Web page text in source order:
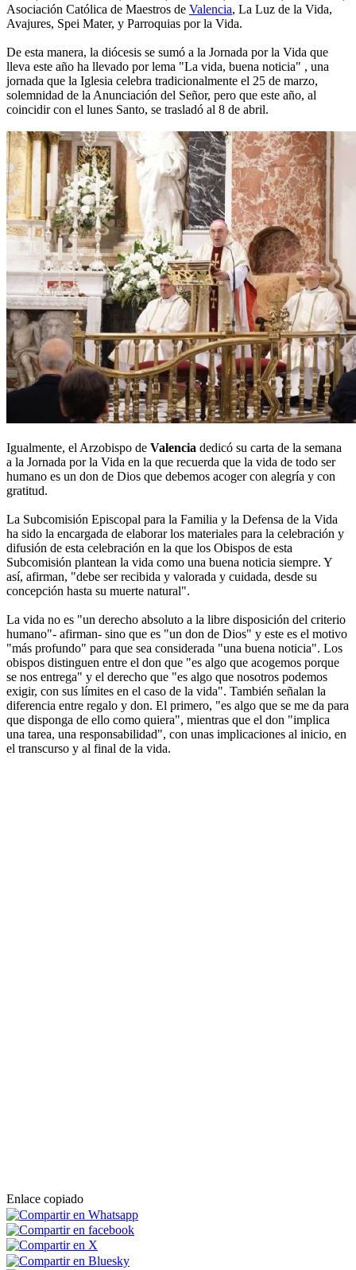
Asociación Católica de Maestros de Valencia, La Luz de la Vida,
Avajures, Spei Mater, y Parroquias por la Vida.
De esta manera, la diócesis se sumó a la Jornada por la Vida que
lleva este año ha llevado por lema "La vida, buena noticia" , una
jornada que la Iglesia celebra tradicionalmente el 25 de marzo,
solemnidad de la Anunciación del Señor, pero que este año, al
coincidir con el lunes Santo, se trasladó al 8 de abril.
Igualmente, el Arzobispo de Valencia dedicó su carta de la semana
a la Jornada por la Vida en la que recuerda que la vida de todo ser
humano es un don de Dios que debemos acoger con alegría y con
gratitud.
La Subcomisión Episcopal para la Familia y la Defensa de la Vida
ha sido la encargada de elaborar los materiales para la celebración y
difusión de esta celebración en la que los Obispos de esta
Subcomisión plantean la vida como una buena noticia siempre. Y
así, afirman, "debe ser recibida y valorada y cuidada, desde su
concepción hasta su muerte natural".
La vida no es "un derecho absoluto a la libre disposición del criterio
humano"- afirman- sino que es "un don de Dios" y este es el motivo
"más profundo" para que sea considerada "una buena noticia". Los
obispos distinguen entre el don que "es algo que acogemos porque
se nos entrega" y el derecho que "es algo que nosotros podemos
exigir, con sus límites en el caso de la vida". También señalan la
diferencia entre regalo y don. El primero, "es algo que se me da para
que disponga de ello como quiera", mientras que el don "implica
una tarea, una responsabilidad", con unas implicaciones al inicio, en
el transcurso y al final de la vida.
Enlace copiado